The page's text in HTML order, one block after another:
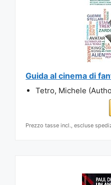
Guida al cinema di
Tetro, Michele
Prezzo tasse incl., escluse